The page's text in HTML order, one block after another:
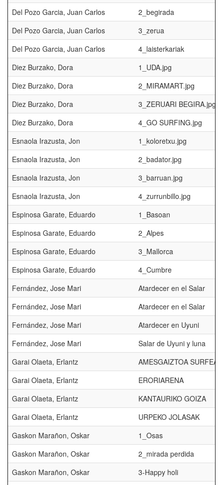
Del Pozo Garcia, Juan Carlos
2_begirada
Del Pozo Garcia, Juan Carlos
3_zerua
Del Pozo Garcia, Juan Carlos
4_laisterkariak
Diez Burzako, Dora
1_UDA.jpg
Diez Burzako, Dora
2_MIRAMART.jpg
Diez Burzako, Dora
3_ZERUARI BEGIRA.jpg
Diez Burzako, Dora
4_GO SURFING.jpg
Esnaola Irazusta, Jon
1_koloretxu.jpg
Esnaola Irazusta, Jon
2_badator.jpg
Esnaola Irazusta, Jon
3_barruan.jpg
Esnaola Irazusta, Jon
4_zurrunbillo.jpg
Espinosa Garate, Eduardo
1_Basoan
Espinosa Garate, Eduardo
2_Alpes
Espinosa Garate, Eduardo
3_Mallorca
Espinosa Garate, Eduardo
4_Cumbre
Fernández, Jose Mari
Atardecer en el Salar
Fernández, Jose Mari
Atardecer en el Salar
Fernández, Jose Mari
Atardecer en Uyuni
Fernández, Jose Mari
Salar de Uyuni y luna
Garai Olaeta, Erlantz
AMESGAIZTOA
Garai Olaeta, Erlantz
ERORIARENA
Garai Olaeta, Erlantz
KANTAURIKO GOIZA
Garai Olaeta, Erlantz
URPEKO JOLASAK
Gaskon Marañon, Oskar
1_Osas
Gaskon Marañon, Oskar
2_mirada perdida
Gaskon Marañon, Oskar
3-Happy holi